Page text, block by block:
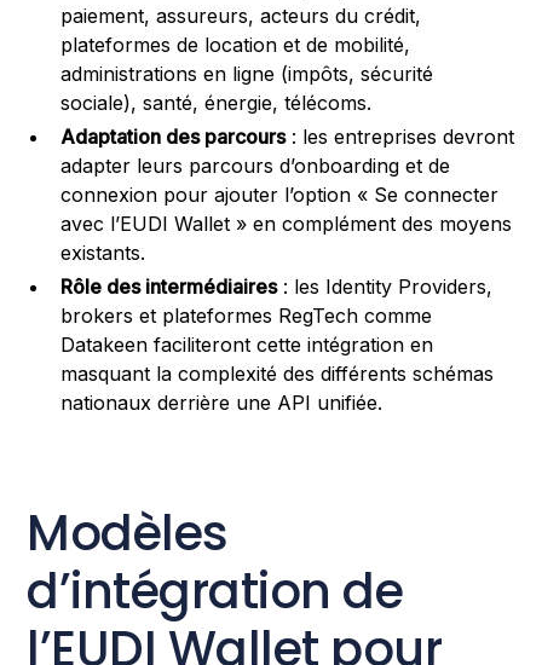
paiement, assureurs, acteurs du crédit,
plateformes de location et de mobilité,
administrations en ligne (impôts, sécurité
sociale), santé, énergie, télécoms.
Adaptation des parcours: les entreprises devront
adapter leurs parcours d’onboarding et de
connexion pour ajouter l’option « Se connecter
avec l’EUDI Wallet » en complément des moyens
existants.
Rôle des intermédiaires: les Identity Providers,
brokers et plateformes RegTech comme
Datakeen faciliteront cette intégration en
masquant la complexité des différents schémas
nationaux derrière une API unifiée.
Modèles
d’intégration de
l’EUDI Wallet pour